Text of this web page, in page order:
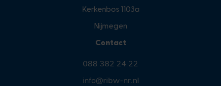
Kerkenbos 1103a
Nijmegen
Contact
088 382 24 22
info@ribw-nr.nl